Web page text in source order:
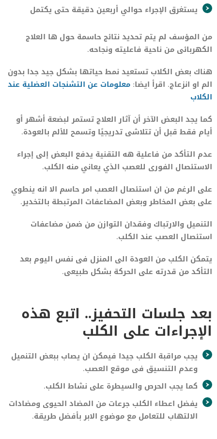
يستغرق الإجراء حوالي أربعين دقيقة حتى يكتمل
من المؤسف لم يتم تحديد نتائج حاسمة حول ها العلاج
الكهربائى من ناحية فاعليته ونجاحه.
هناك بعض الكلاب تستعيد نمط حياتها بشكل جيد جدا بدون
الم او انزعاج. اقرأ ايضا: معلومات عن التشنجات العضلية عند
الكلاب
كما يجد البعض الآخر أن آثار العلاج تستمر لبضعة أشهر أو
أيام فقط قبل أن تتلاشى تدريجيًا وتسمح للألم بالعودة.
عدم التأكد من فاعلية هه التقنية يدفع البعض إلى إجراء
الاستئصال الفورى للعصب الذي يعاني منه الكلب.
على الرغم من ان استئصال العصب امر حاسم الا انه ينطوي
على بعض المخاطر وبعض المضاعفات المرتبطة بالتخدير.
التنميل والارتباك وفقدان التوازن من ضمن مضاعفات
استئصال العصب عند الكلب.
يتمكن الكلب من العودة الى المنزل فى نفس اليوم بعد
التأكد من قدرته على الحركة بشكل طبيعى.
بعد جلسات التحفيز.. اتبع هذه
الإجراءات على الكلب
يجب مراقبة الكلب جيدا فيمكن ان يصاب ببعض التنميل
وعدم التنسيق فى موقع العصب.
كما يجب الحرص والسيطرة على نشاط الكلب.
يفضل اعطاء الكلب جرعات من المضاد الحيوى ومضادات
الالتهاب للتعامل مع موضوع الابر بأفضل طريقة.